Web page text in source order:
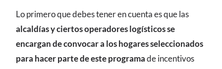
Lo primero que debes tener en cuenta es que las
alcaldías y ciertos operadores logísticos se
encargan de convocar a los hogares seleccionados
para hacer parte de este programade incentivos